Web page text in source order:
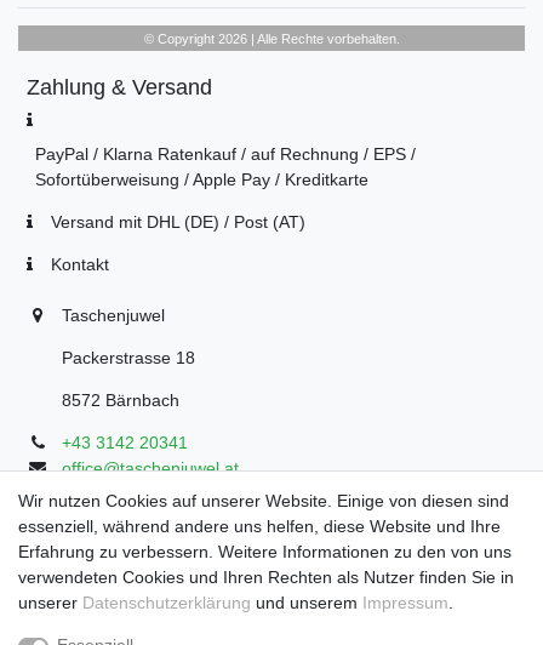
© Copyright 2026 | Alle Rechte vorbehalten.
Zahlung & Versand
PayPal / Klarna Ratenkauf / auf Rechnung / EPS /
Sofortüberweisung / Apple Pay / Kreditkarte
Versand mit DHL (DE) / Post (AT)
Kontakt
Taschenjuwel
Packerstrasse 18
8572 Bärnbach
+43 3142 20341
office@taschenjuwel.at
Montag - Freitag: 08:30 - 18:00
Samstag: 8:30 - 17 Uhr
Wir nutzen Cookies auf unserer Website. Einige von diesen sind
essenziell, während andere uns helfen, diese Website und Ihre
Erfahrung zu verbessern. Weitere Informationen zu den von uns
verwendeten Cookies und Ihren Rechten als Nutzer finden Sie in
unserer Daten­schutz­erklärung und unserem Impressum